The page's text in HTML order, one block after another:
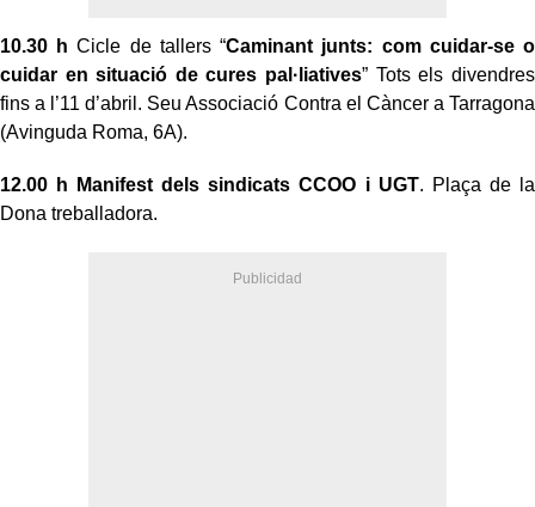
10.30 h Cicle de tallers “Caminant junts: com cuidar-se o
cuidar en situació de cures pal·liatives” Tots els divendres
fins a l’11 d’abril. Seu Associació Contra el Càncer a Tarragona
(Avinguda Roma, 6A).
12.00 h Manifest dels sindicats CCOO i UGT. Plaça de la
Dona treballadora.